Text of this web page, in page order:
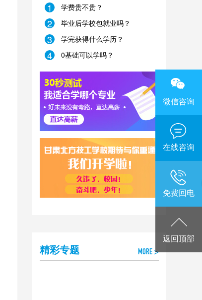
1 学费贵不贵？
2 毕业后学校包就业吗？
3 学完获得什么学历？
4 0基础可以学吗？
精彩专题 MORE >
微信咨询
在线咨询
免费回电
返回顶部